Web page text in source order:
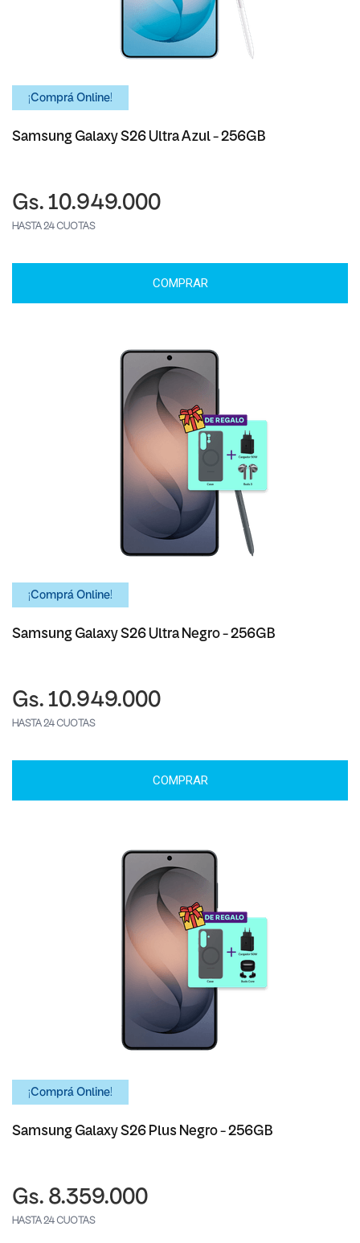
¡Comprá Online!
Samsung Galaxy S26 Ultra Azul - 256GB
Gs. 10.949.000
HASTA 24 CUOTAS
COMPRAR
¡Comprá Online!
Samsung Galaxy S26 Ultra Negro - 256GB
Gs. 10.949.000
HASTA 24 CUOTAS
COMPRAR
¡Comprá Online!
Samsung Galaxy S26 Plus Negro - 256GB
Gs. 8.359.000
HASTA 24 CUOTAS